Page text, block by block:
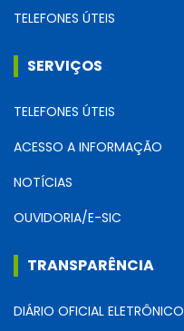
TELEFONES ÚTEIS
SERVIÇOS
TELEFONES ÚTEIS
ACESSO A INFORMAÇÃO
NOTÍCIAS
OUVIDORIA/E-SIC
TRANSPARÊNCIA
DIÁRIO OFICIAL ELETRÔNICO